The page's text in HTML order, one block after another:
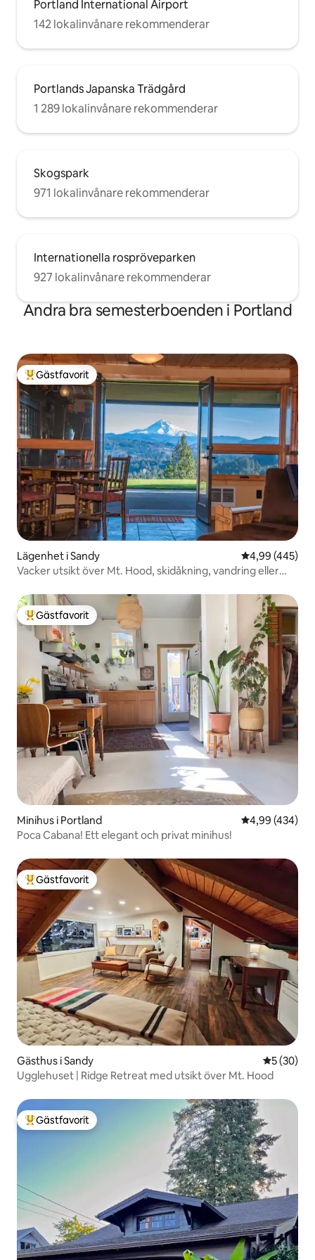
Portland International Airport
142 lokalinvånare rekommenderar
Portlands Japanska Trädgård
1 289 lokalinvånare rekommenderar
Skogspark
971 lokalinvånare rekommenderar
Internationella rospröveparken
927 lokalinvånare rekommenderar
Andra bra semesterboenden i Portland
Populär gästfavorit
Gästfavorit
Lägenhet i Sandy 4,99 av 5 i
4,99 (445)
Vacker utsikt över Mt. Hood, skidåkning, vandring eller
Populär gästfavorit
Gästfavorit
Minihus i Portland 4,99 av 5 i
4,99 (434)
Poca Cabana! Ett elegant och privat minihus!
Populär gästfavorit
Gästfavorit
Gästhus i Sandy 5 av 5 i
5 (30)
Ugglehuset | Ridge Retreat med utsikt över Mt. Hood
Populär gästfavorit
Gästfavorit